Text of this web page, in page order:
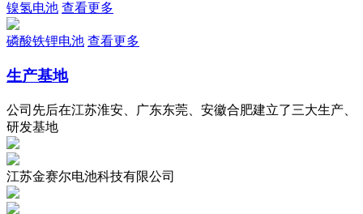
镍氢电池 查看更多
磷酸铁锂电池 查看更多
生产基地
公司先后在江苏淮安、广东东莞、安徽合肥建立了三大生产、
研发基地
江苏金赛尔电池科技有限公司